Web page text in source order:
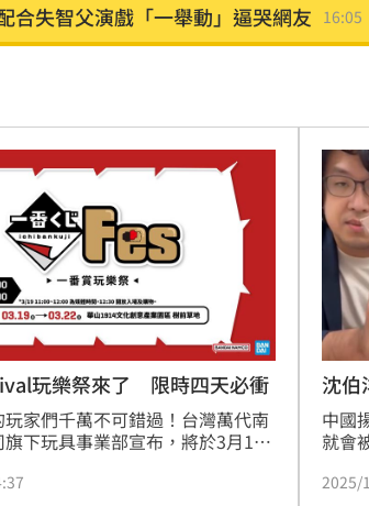
合失智父演戲「一舉動」逼哭網友 16:05
破裂成溪流 當地702戶無水可用 16:00
死毛孩！嗆動保「埋了」拒交屍體 16:00
風直撲馬祖 ！台電啟動防颱整備 15:57
揭遺憾 忙接電話錯過父最後一句話 15:57
會喊凍蒜？黃世杰競辦反擊藍委 15:54
數個月沒壞 台電示警1事恐傷荷包 15:52
疑不尊重文化 經紀公司回應了 15:49
玩樂祭來了 限時四天必衝
家們千萬不可錯過！台灣萬代南
下玩具事業部宣布，將於3月19
玩樂祭」。本次活動以繽紛熱
沈伯
中國
就會
見沈
2025/